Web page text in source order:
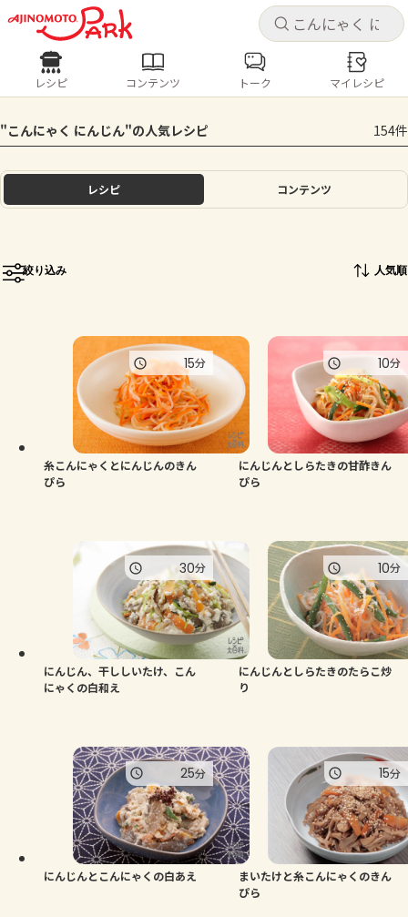
キャ
ログインするとレシピを保存できます
ログイン
ホーム
トーク
よくあるお問い合わせ
お買い物
キャ
レシピ コンテンツ
人気の食材・レシピ
きゅうり なす トマト とうもろこし
ピーマン
レシピ コンテンツ トーク マイレシピ
"こんにゃく にんじん"の人気レシピ 154件
レシピ コンテンツ
絞り込み 人気順
糸こんにゃくとにんじんのきん
ぴら
15分
にんじんとしらたきの甘酢きん
ぴら
10分
にんじん、干ししいたけ、こん
にゃくの白和え
30分
にんじんとしらたきのたらこ炒
り
10分
にんじんとこんにゃくの白あえ
25分
まいたけと糸こんにゃくのきん
ぴら
15分